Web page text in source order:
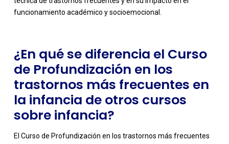
funcionamiento académico y socioemocional.
¿En qué se diferencia el Curso
de Profundización en los
trastornos más frecuentes en
la infancia de otros cursos
sobre infancia?
El Curso de Profundización en los trastornos más frecuentes